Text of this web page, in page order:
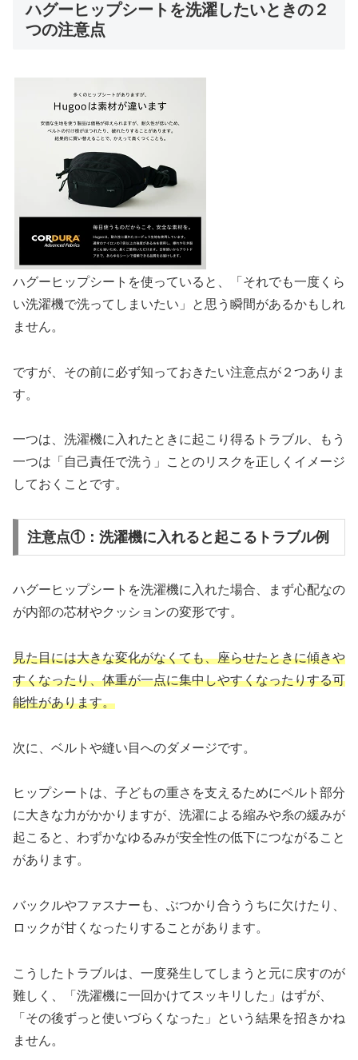
ハグーヒップシートを洗濯したいときの２
つの注意点
ハグーヒップシートを使っていると、「それでも一度くら
い洗濯機で洗ってしまいたい」と思う瞬間があるかもしれ
ません。
ですが、その前に必ず知っておきたい注意点が２つありま
す。
一つは、洗濯機に入れたときに起こり得るトラブル、もう
一つは「自己責任で洗う」ことのリスクを正しくイメージ
しておくことです。
注意点①：洗濯機に入れると起こるトラブル例
ハグーヒップシートを洗濯機に入れた場合、まず心配なの
が内部の芯材やクッションの変形です。
見た目には大きな変化がなくても、座らせたときに傾きや
すくなったり、体重が一点に集中しやすくなったりする可
能性があります。
次に、ベルトや縫い目へのダメージです。
ヒップシートは、子どもの重さを支えるためにベルト部分
に大きな力がかかりますが、洗濯による縮みや糸の緩みが
起こると、わずかなゆるみが安全性の低下につながること
があります。
バックルやファスナーも、ぶつかり合ううちに欠けたり、
ロックが甘くなったりすることがあります。
こうしたトラブルは、一度発生してしまうと元に戻すのが
難しく、「洗濯機に一回かけてスッキリした」はずが、
「その後ずっと使いづらくなった」という結果を招きかね
ません。